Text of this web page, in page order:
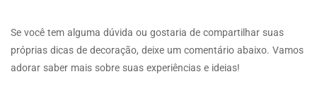
Se você tem alguma dúvida ou gostaria de compartilhar suas
próprias dicas de decoração, deixe um comentário abaixo. Vamos
adorar saber mais sobre suas experiências e ideias!